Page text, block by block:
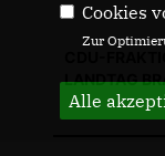
LANDTAG
Cookies
Zur
Alle